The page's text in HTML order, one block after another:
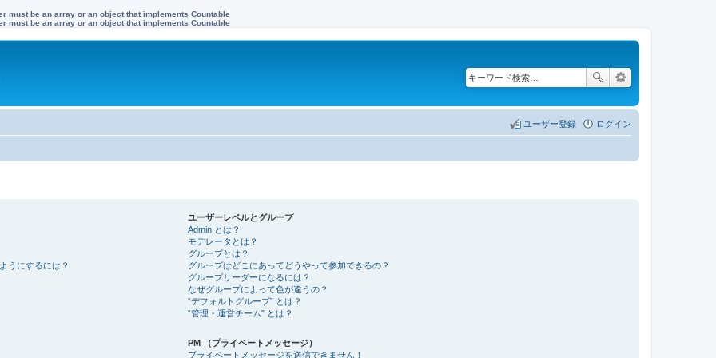
must be an array or an object that implements Countable
must be an array or an object that implements Countable
ログイン
ユーザー登録
うにするには？
ユーザーレベルとグループ
Admin とは？
モデレータとは？
グループとは？
グループはどこにあってどうやって参加できるの？
グループリーダーになるには？
なぜグループによって色が違うの？
“デフォルトグループ” とは？
“管理・運営チーム” とは？
PM （プライベートメッセージ）
プライベートメッセージを送信できません！